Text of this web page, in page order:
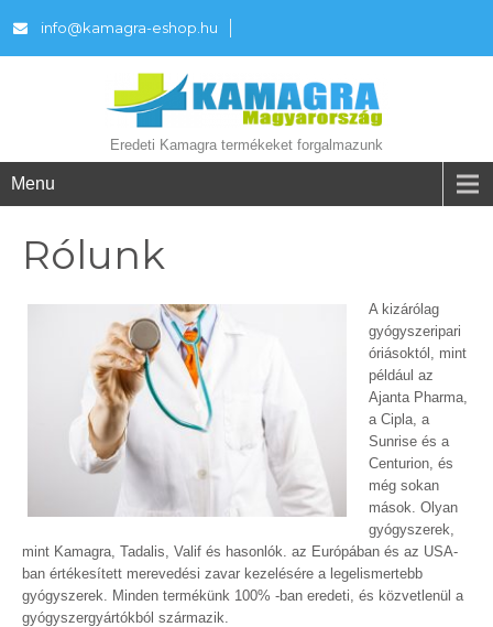
info@kamagra-eshop.hu
Eredeti Kamagra termékeket forgalmazunk
Menu
Rólunk
A kizárólag
gyógyszeripari
óriásoktól, mint
például az
Ajanta Pharma,
a Cipla, a
Sunrise és a
Centurion, és
még sokan
mások. Olyan
gyógyszerek,
mint Kamagra, Tadalis, Valif és hasonlók. az Európában és az USA-
ban értékesített merevedési zavar kezelésére a legelismertebb
gyógyszerek. Minden termékünk 100% -ban eredeti, és közvetlenül a
gyógyszergyártókból származik.